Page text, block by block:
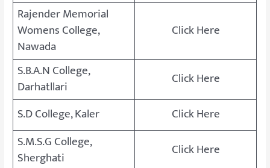
Rajender Memorial
Womens College,
Nawada
Click Here
S.B.A.N College,
Darhatllari
Click Here
S.D College, Kaler
Click Here
S.M.S.G College,
Sherghati
Click Here